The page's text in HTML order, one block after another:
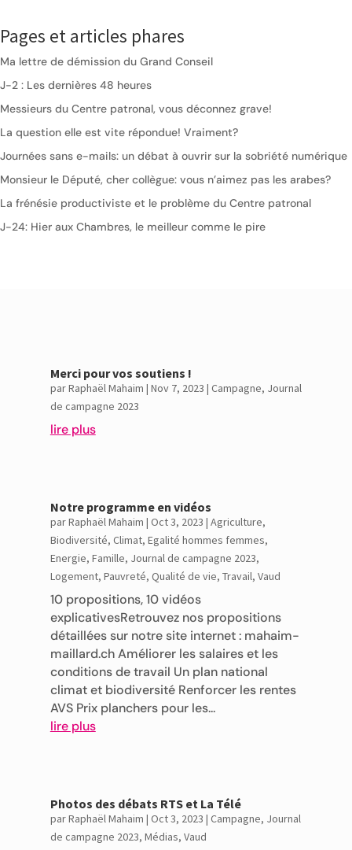
Pages et articles phares
Ma lettre de démission du Grand Conseil
J-2 : Les dernières 48 heures
Messieurs du Centre patronal, vous déconnez grave!
La question elle est vite répondue! Vraiment?
Journées sans e-mails: un débat à ouvrir sur la sobriété numérique
Monsieur le Député, cher collègue: vous n’aimez pas les arabes?
La frénésie productiviste et le problème du Centre patronal
J-24: Hier aux Chambres, le meilleur comme le pire
Merci pour vos soutiens !
parRaphaël Mahaim | Nov 7, 2023 | Campagne, Journal
de campagne 2023
lire plus
Notre programme en vidéos
parRaphaël Mahaim | Oct 3, 2023 | Agriculture,
Biodiversité, Climat, Egalité hommes femmes,
Energie, Famille, Journal de campagne 2023,
Logement, Pauvreté, Qualité de vie, Travail, Vaud
10 propositions, 10 vidéos
explicativesRetrouvez nos propositions
détaillées sur notre site internet : mahaim-
maillard.ch Améliorer les salaires et les
conditions de travail Un plan national
climat et biodiversité Renforcer les rentes
AVS Prix planchers pour les...
lire plus
Photos des débats RTS et La Télé
parRaphaël Mahaim | Oct 3, 2023 | Campagne, Journal
de campagne 2023, Médias, Vaud